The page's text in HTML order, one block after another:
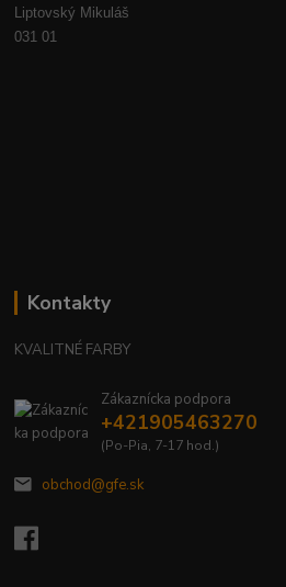
Liptovský Mikuláš
031 01
Kontakty
KVALITNÉ FARBY
Zákaznícka podpora
+421905463270
(Po-Pia, 7-17 hod.)
obchod@gfe.sk